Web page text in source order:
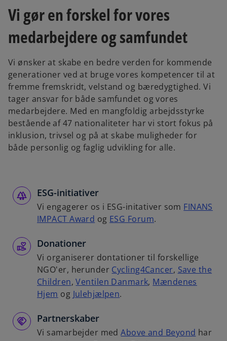
Vi gør en forskel for vores
medarbejdere og samfundet
Vi ønsker at skabe en bedre verden for kommende
generationer ved at bruge vores kompetencer til at
fremme fremskridt, velstand og bæredygtighed. Vi
tager ansvar for både samfundet og vores
medarbejdere. Med en mangfoldig arbejdsstyrke
bestående af 47 nationaliteter har vi stort fokus på
inklusion, trivsel og på at skabe muligheder for
både personlig og faglig udvikling for alle.
ESG-initiativer
Vi engagerer os i ESG-initativer som FINANS
IMPACT Award og ESG Forum.
Donationer
Vi organiserer dontationer til forskellige
NGO'er, herunder Cycling4Cancer, Save the
Children,Ventilen Danmark, Mændenes
Hjem og Julehjælpen.
Partnerskaber
Vi samarbejder medAbove and Beyond har